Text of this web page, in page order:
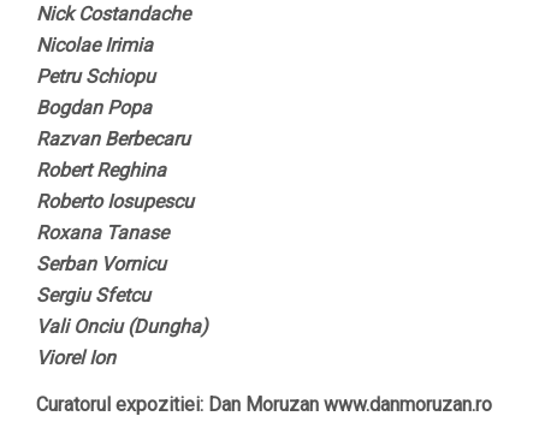
Nick Costandache
Nicolae Irimia
Petru Schiopu
Bogdan Popa
Razvan Berbecaru
Robert Reghina
Roberto Iosupescu
Roxana Tanase
Serban Vornicu
Sergiu Sfetcu
Vali Onciu (Dungha)
Viorel Ion
Curatorul expozitiei: Dan Moruzan www.danmoruzan.ro